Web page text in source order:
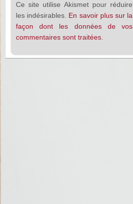
Ce site utilise Akismet pour réduire
les indésirables. En savoir plus sur la
façon dont les données de vos
commentaires sont traitées.